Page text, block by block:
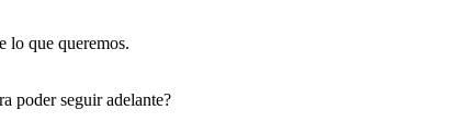
lo que queremos.
poder seguir adelante?